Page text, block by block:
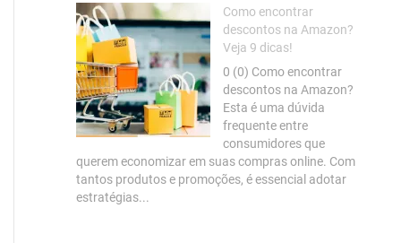
Como encontrar
descontos na Amazon?
Veja 9 dicas!
0 (0) Como encontrar
descontos na Amazon?
Esta é uma dúvida
frequente entre
consumidores que
querem economizar em suas compras online. Com
tantos produtos e promoções, é essencial adotar
estratégias...